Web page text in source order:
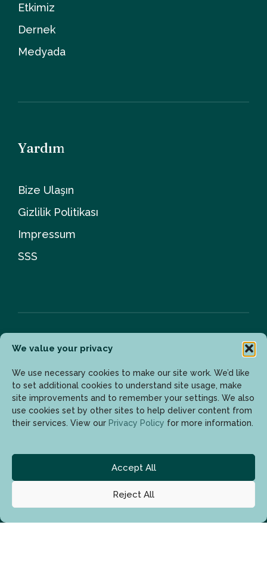
We value your privacy
We use necessary cookies to make our site work. We’d like
to set additional cookies to understand site usage, make
site improvements and to remember your settings. We also
use cookies set by other sites to help deliver content from
their services. View our Privacy Policy for more information.
Accept All
Reject All
Etkimiz
Dernek
Medyada
Yardım
Bize Ulaşın
Gizlilik Politikası
Impressum
SSS
Bülten
Son gelişmelerden haberdar olmak için lütfen mail
adresinizi girin.